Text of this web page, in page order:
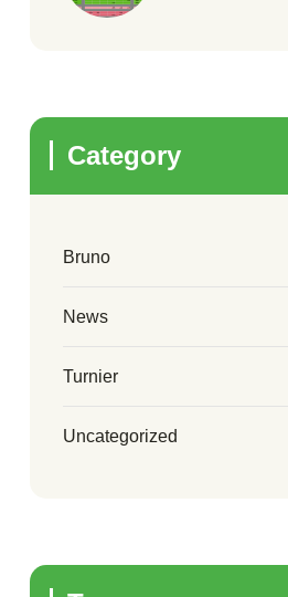
Category
Bruno
News
Turnier
Uncategorized